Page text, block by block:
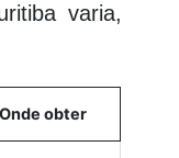
varia,
Onde obter